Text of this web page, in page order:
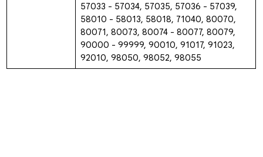
57033 - 57034, 57035, 57036 - 57039,
58010 - 58013, 58018, 71040, 80070,
80071, 80073, 80074 - 80077, 80079,
90000 - 99999, 90010, 91017, 91023,
92010, 98050, 98052, 98055